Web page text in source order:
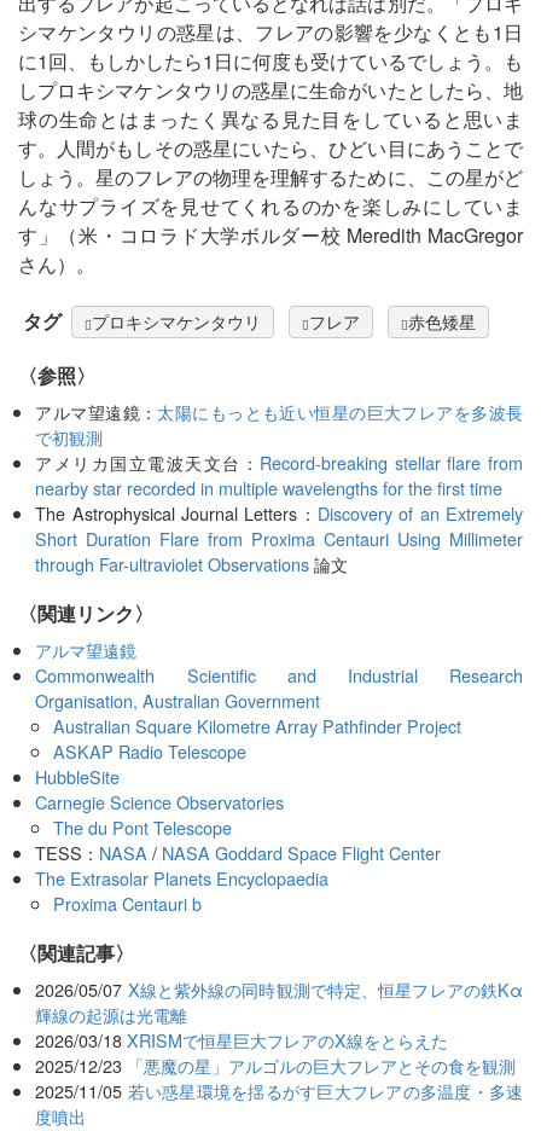
シマケンタウリの惑星は、フレアの影響を少なくとも1日
に1回、もしかしたら1日に何度も受けているでしょう。も
しプロキシマケンタウリの惑星に生命がいたとしたら、地
球の生命とはまったく異なる見た目をしていると思いま
す。人間がもしその惑星にいたら、ひどい目にあうことで
しょう。星のフレアの物理を理解するために、この星がど
んなサプライズを見せてくれるのかを楽しみにしていま
す」（米・コロラド大学ボルダー校 Meredith MacGregor
さん）。
タグ プロキシマケンタウリ フレア 赤色矮星
〈参照〉
アルマ望遠鏡： 太陽にもっとも近い恒星の巨大フレアを多波長
で初観測
アメリカ国立電波天文台： Record-breaking stellar flare from
nearby star recorded in multiple wavelengths for the first time
The Astrophysical Journal Letters： Discovery of an Extremely
Short Duration Flare from Proxima Centauri Using Millimeter
through Far-ultraviolet Observations論文
〈関連リンク〉
アルマ望遠鏡
Commonwealth Scientific and Industrial Research
Organisation, Australian Government
Australian Square Kilometre Array Pathfinder Project
ASKAP Radio Telescope
HubbleSite
Carnegie Science Observatories
The du Pont Telescope
TESS： NASA / NASA Goddard Space Flight Center
The Extrasolar Planets Encyclopaedia
Proxima Centauri b
関連記事
2026/05/07 X線と紫外線の同時観測で特定、恒星フレアの鉄Kα
輝線の起源は光電離
2026/03/18 XRISMで恒星巨大フレアのX線をとらえた
2025/12/23 「悪魔の星」アルゴルの巨大フレアとその食を観測
2025/11/05 若い惑星環境を揺るがす巨大フレアの多温度・多速
度噴出